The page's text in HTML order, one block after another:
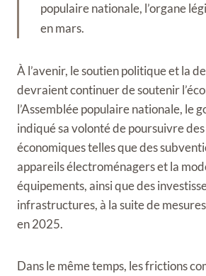
populaire nationale, l’organe
en mars.
À l’avenir, le soutien politique et la
devraient continuer de soutenir
l’Assemblée populaire nationale, le
indiqué sa volonté de poursuivre
économiques telles que des
appareils électroménagers et la
équipements, ainsi que des
infrastructures, à la suite de
en 2025.
Dans le même temps, les frictions